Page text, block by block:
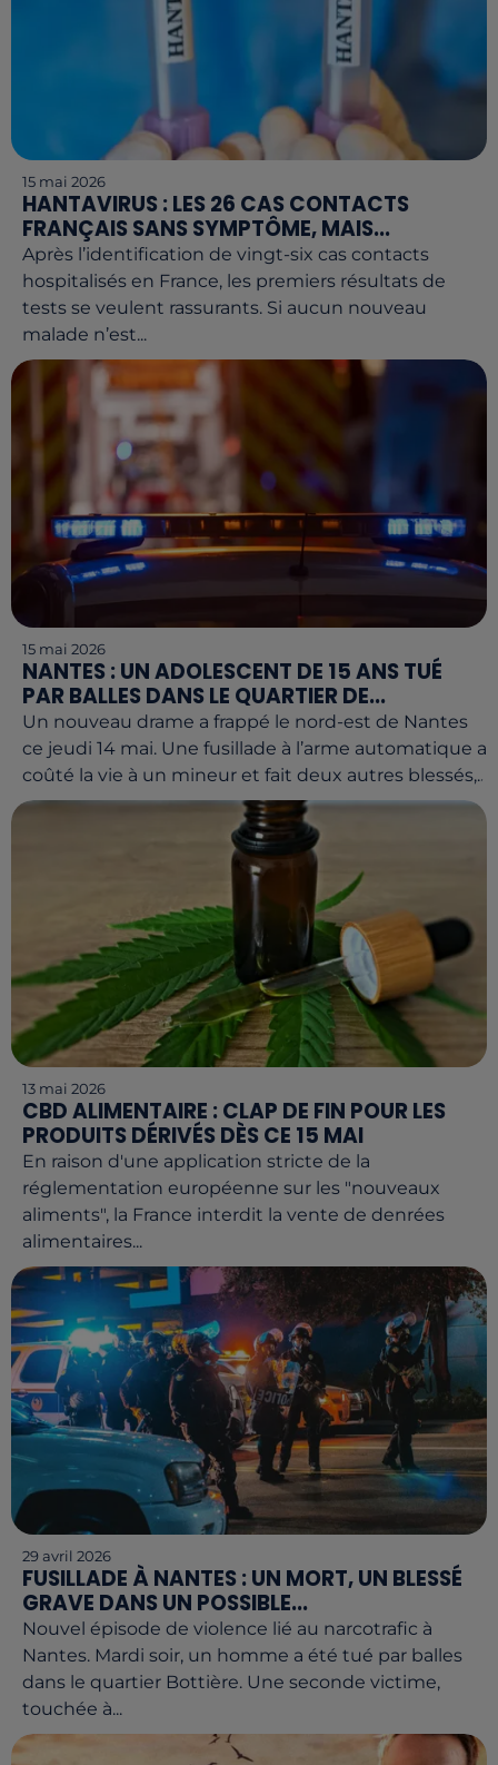
15 mai 2026
HANTAVIRUS : LES 26 CAS CONTACTS
FRANÇAIS SANS SYMPTÔME, MAIS...
Après l’identification de vingt-six cas contacts
hospitalisés en France, les premiers résultats de
tests se veulent rassurants. Si aucun nouveau
malade n’est...
15 mai 2026
NANTES : UN ADOLESCENT DE 15 ANS TUÉ
PAR BALLES DANS LE QUARTIER DE...
Un nouveau drame a frappé le nord-est de Nantes
ce jeudi 14 mai. Une fusillade à l’arme automatique a
coûté la vie à un mineur et fait deux autres blessés,...
13 mai 2026
CBD ALIMENTAIRE : CLAP DE FIN POUR LES
PRODUITS DÉRIVÉS DÈS CE 15 MAI
En raison d'une application stricte de la
réglementation européenne sur les "nouveaux
aliments", la France interdit la vente de denrées
alimentaires...
29 avril 2026
FUSILLADE À NANTES : UN MORT, UN BLESSÉ
GRAVE DANS UN POSSIBLE...
Nouvel épisode de violence lié au narcotrafic à
Nantes. Mardi soir, un homme a été tué par balles
dans le quartier Bottière. Une seconde victime,
touchée à...